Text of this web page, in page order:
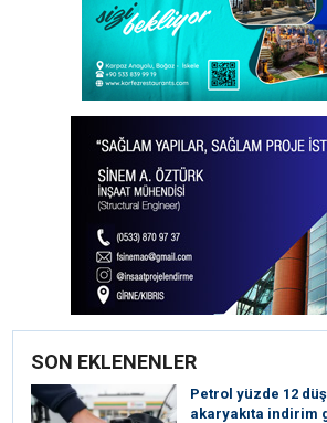
SON EKLENENLER
Petrol yüzde 12
akaryakıta indirim